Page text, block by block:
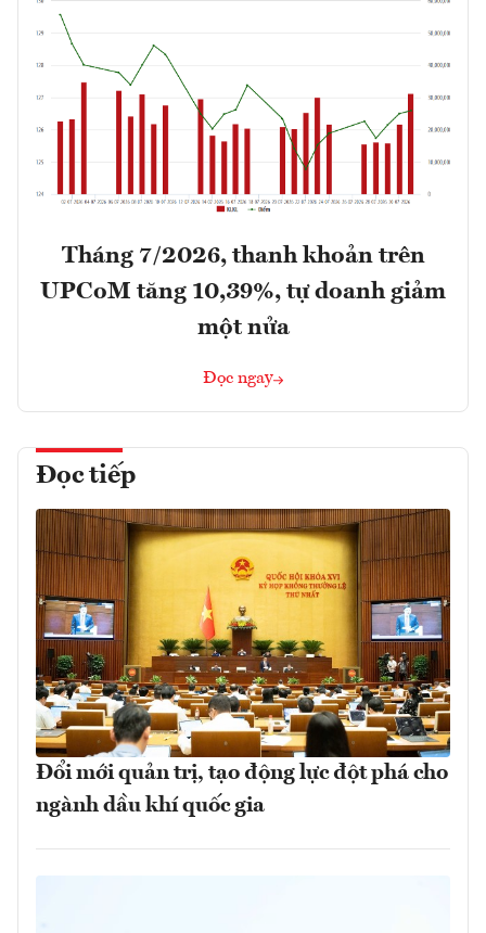
Tháng 7/2026, thanh khoản trên
UPCoM tăng 10,39%, tự doanh giảm
một nửa
Đọc ngay
Đọc tiếp
Đổi mới quản trị, tạo động lực đột phá cho
ngành dầu khí quốc gia